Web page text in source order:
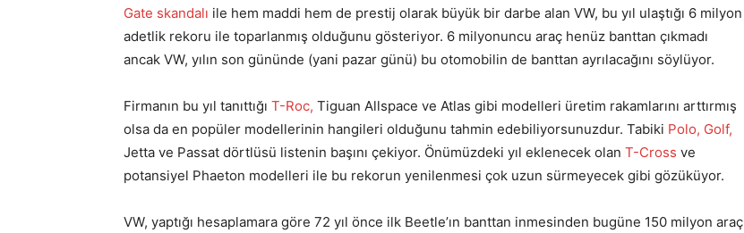
Gate skandalı ile hem maddi hem de prestij olarak büyük bir darbe alan VW, bu yıl ulaştığı 6 milyon
adetlik rekoru ile toparlanmış olduğunu gösteriyor. 6 milyonuncu araç henüz banttan çıkmadı
ancak VW, yılın son gününde (yani pazar günü) bu otomobilin de banttan ayrılacağını söylüyor.
Firmanın bu yıl tanıttığı T-Roc, Tiguan Allspace ve Atlas gibi modelleri üretim rakamlarını arttırmış
olsa da en popüler modellerinin hangileri olduğunu tahmin edebiliyorsunuzdur. Tabiki Polo, Golf,
Jetta ve Passat dörtlüsü listenin başını çekiyor. Önümüzdeki yıl eklenecek olan T-Cross ve
potansiyel Phaeton modelleri ile bu rekorun yenilenmesi çok uzun sürmeyecek gibi gözüküyor.
VW, yaptığı hesaplamara göre 72 yıl önce ilk Beetle’ın banttan inmesinden bugüne 150 milyon araç